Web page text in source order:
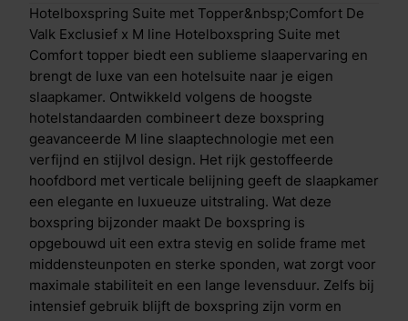
met een combinatie van 7-zone pocketvering en
clima-supportschuim. Deze technologie biedt
gerichte ondersteuning per lichaamszone, waardoor
schouders, rug en heupen precies de ondersteuning
krijgen die nodig is voor een gezonde en
ergonomische slaaphouding. Specifieke
eigenschappen Het hoofdbord van de Suite uitvoering
is rijk afgewerkt en voorzien van verticale belijning,
wat zorgt voor een stijlvolle, verfijnde en luxe
uitstraling. Hierdoor vormt de boxspring een echte
blikvanger en krijgt de slaapkamer de sfeer van een
exclusieve hotelsuite. De boxspring wordt geleverd
met een comfortabele topper van 8 cm dik, gemaakt
van visco-elastisch schuim. Deze topper vormt zich
naar het lichaam, verlicht drukpunten en verhoogt het
Hotelboxspring Suite met Topper&nbsp;Comfort De
Valk Exclusief x M line Hotelboxspring Suite met
Comfort topper biedt een sublieme slaapervaring en
brengt de luxe van een hotelsuite naar je eigen
slaapkamer. Ontwikkeld volgens de hoogste
hotelstandaarden combineert deze boxspring
geavanceerde M line slaaptechnologie met een
verfijnd en stijlvol design. Het rijk gestoffeerde
hoofdbord met verticale belijning geeft de slaapkamer
een elegante en luxueuze uitstraling. Wat deze
boxspring bijzonder maakt De boxspring is
opgebouwd uit een extra stevig en solide frame met
middensteunpoten en sterke sponden, wat zorgt voor
maximale stabiliteit en een lange levensduur. Zelfs bij
intensief gebruik blijft de boxspring zijn vorm en